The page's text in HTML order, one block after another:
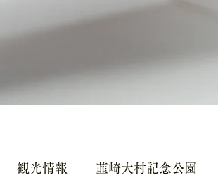
観光情報 韮崎大村記念公園